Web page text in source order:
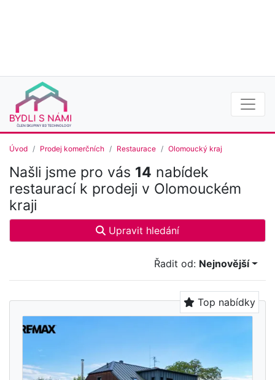
Úvod Prodej komerčních Restaurace Olomoucký kraj
Našli jsme pro vás 14 nabídek
restaurací k prodeji v Olomouckém
kraji
Upravit hledání
Řadit od: Nejnovější
Top nabídky